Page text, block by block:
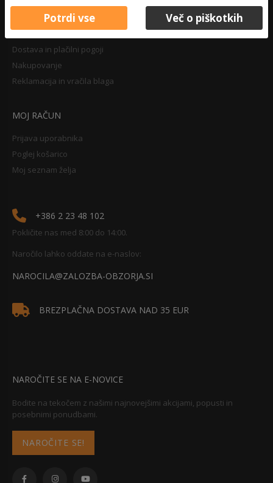
Dostava in plačilni pogoji
Nakupovanje
Reklamacija in vračila blaga
MOJ RAČUN
Prijava uporabnika
Poglej košarico
Moj seznam želja
+386 2 23 48 102
Pokličite nas med 8:00 do 14:00.
Naročilo lahko oddate na e-naslov:
NAROCILA@ZALOZBA-OBZORJA.SI
BREZPLAČNA DOSTAVA NAD 35 EUR
NAROČITE SE NA E-NOVICE
Bodite na tekočem z našimi najnovejšimi akcijami, popusti in
posebnimi ponudbami.
NAROČITE SE!
Potrdi vse Več o piškotkih